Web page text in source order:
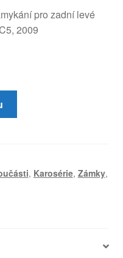
pro zadní levé
2009
, Karosérie, Zámky,